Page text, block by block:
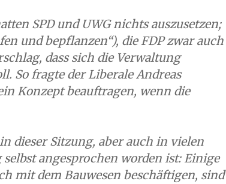
SPD und UWG nichts auszusetzen;
und bepflanzen“), die FDP zwar auch
dass sich die Verwaltung
So fragte der Liberale Andreas
Konzept beauftragen, wenn die
dieser Sitzung, aber auch in vielen
angesprochen worden ist: Einige
mit dem Bauwesen beschäftigen, sind